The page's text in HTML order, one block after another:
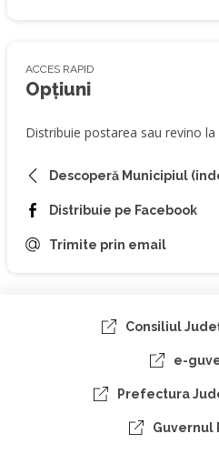
ACCES RAPID
Opțiuni
Distribuie postarea sau revino
Descoperă Municipiul
Distribuie pe Facebook
Trimite prin email
Consiliul
e-
Prefectura
Guvernul